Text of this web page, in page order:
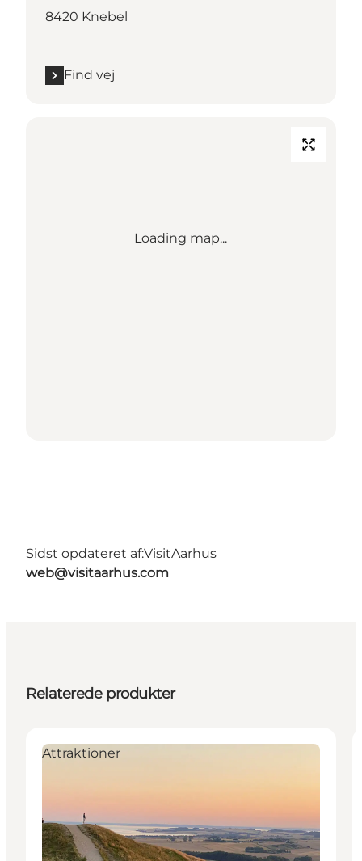
8420 Knebel
Find vej
Loading map...
Sidst opdateret af:VisitAarhus
web@visitaarhus.com
Relaterede produkter
Attraktioner